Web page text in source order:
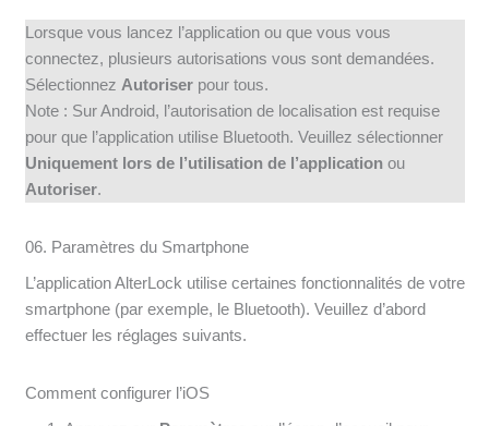
Lorsque vous lancez l’application ou que vous vous
connectez, plusieurs autorisations vous sont demandées.
Sélectionnez Autoriserpour tous.
Note : Sur Android, l’autorisation de localisation est requise
pour que l’application utilise Bluetooth. Veuillez sélectionner
Uniquement lors de l’utilisation de l’applicationou
Autoriser.
06. Paramètres du Smartphone
L’application AlterLock utilise certaines fonctionnalités de votre
smartphone (par exemple, le Bluetooth). Veuillez d’abord
effectuer les réglages suivants.
Comment configurer l’iOS